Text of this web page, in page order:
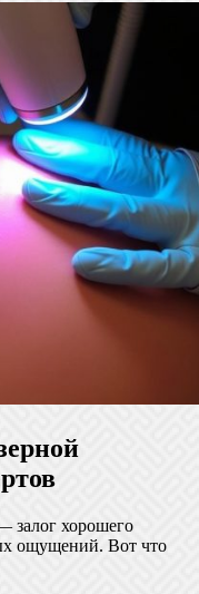
залог хорошего
ощущений. Вот что